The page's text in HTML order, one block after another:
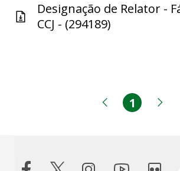
Designação de Relator -
CCJ - (294189)
Página
Página
1